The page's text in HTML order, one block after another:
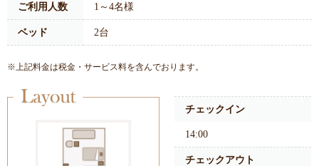
ご利用人数 1～4名様
ベッド 2台
※上記料金は税金・サービス料を含んでおります。
チェックイン
14:00
チェックアウト